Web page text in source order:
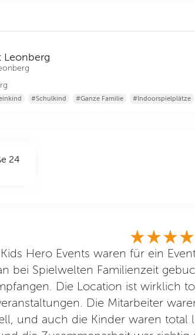
Leonberg
#Schulkind #Ganze Familie #Indoorspielplätze
24
Hero Events waren für ein
bei Spielwelten Familienzeit
Die Location ist wirklich
Die Mitarbeiter
und auch die Kinder waren total